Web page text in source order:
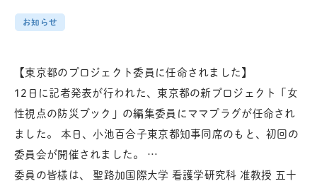
お知らせ
【東京都のプロジェクト委員に任命されました】
12日に記者発表が行われた、東京都の新プロジェクト「女
性視点の防災ブック」の編集委員にママプラグが任命され
ました。 本日、小池百合子東京都知事同席のもと、初回の
委員会が開催されました。 …
委員の皆様は、 聖路加国際大学 看護学研究科 准教授 五十